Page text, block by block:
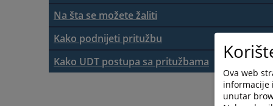
Na šta se možete žaliti
Kako podnijeti pritužbu
Kako podnijeti pritužbu
Kako UDT postupa sa pritužbama
Ova web
informacije
unutar